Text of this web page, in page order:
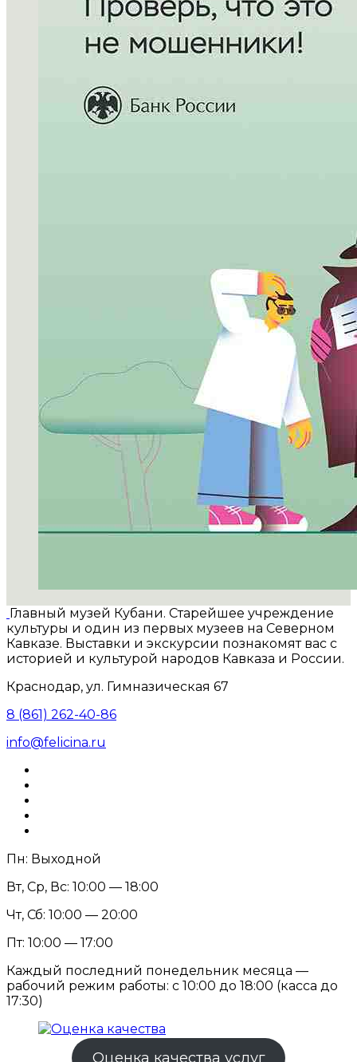
Главный музей Кубани. Старейшее учреждение
культуры и один из первых музеев на Северном
Кавказе. Выставки и экскурсии познакомят вас с
историей и культурой народов Кавказа и России.
Краснодар, ул. Гимназическая 67
8 (861) 262-40-86
info@felicina.ru
Пн: Выходной
Вт, Ср, Вс: 10:00 — 18:00
Чт, Сб: 10:00 — 20:00
Пт: 10:00 — 17:00
Каждый последний понедельник месяца —
рабочий режим работы: с 10:00 до 18:00 (касса до
17:30)
Оценка качества услуг